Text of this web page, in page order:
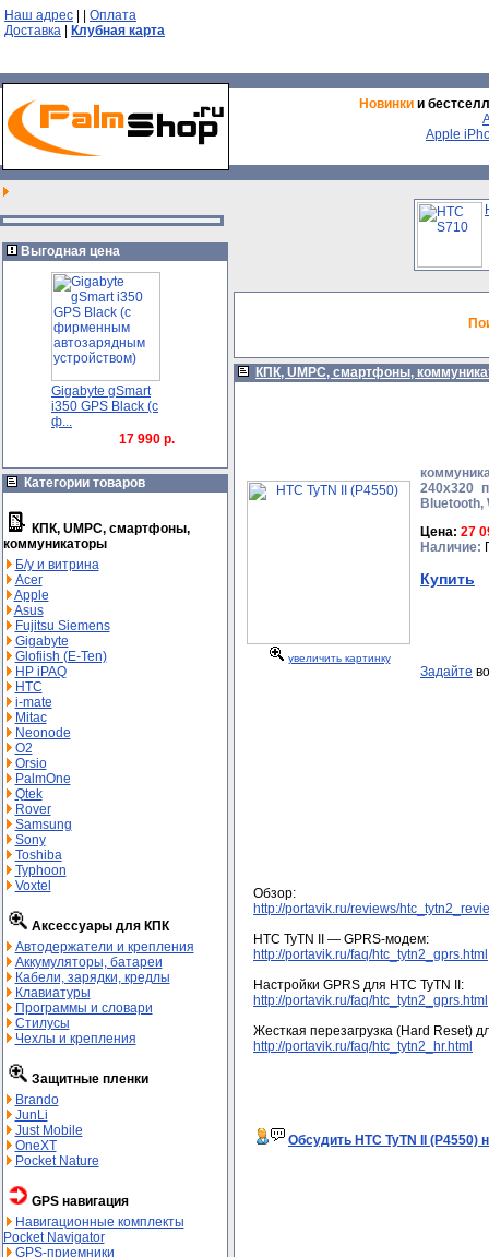
Наш адрес
Оплата
Доставка
Клубная карта
Новинки и
Apple
Выгодная цена
Gigabyte gSmart
i350 GPS Black (с
ф...
17 990 р.
Категории товаров
КПК, UMPC, смартфоны,
коммуникаторы
Б/у и витрина
Acer
Apple
Asus
Fujitsu Siemens
Gigabyte
Glofiish (E-Ten)
HP iPAQ
HTC
i-mate
Mitac
Neonode
O2
Orsio
PalmOne
Qtek
Rover
Samsung
Sony
Toshiba
Typhoon
Voxtel
Аксессуары для КПК
Автодержатели и крепления
Аккумуляторы, батареи
Кабели, зарядки, кредлы
Клавиатуры
Программы и словари
Стилусы
Чехлы и крепления
Защитные пленки
Brando
JunLi
Just Mobile
OneXT
Pocket Nature
GPS навигация
Навигационные комплекты
Pocket Navigator
GPS-приемники
КПК, UMPC, смартфоны,
увеличить картинку
240x320
Bluetooth,
Цена: 27
Наличие:
Купить
Задайте
Обзор:
http://portavik.ru/reviews/
HTC TyTN II — GPRS-модем:
http://portavik.ru/faq/htc_tytn2_gprs.html
Настройки GPRS для HTC TyTN II:
http://portavik.ru/faq/htc_tytn2_gprs.html
Жесткая перезагрузка (Hard Reset)
http://portavik.ru/faq/htc_tytn2_hr.html
Обсудить HTC TyTN II (P4550)